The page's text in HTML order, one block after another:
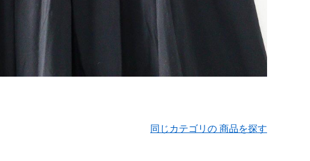
同じカテゴリの 商品を探す